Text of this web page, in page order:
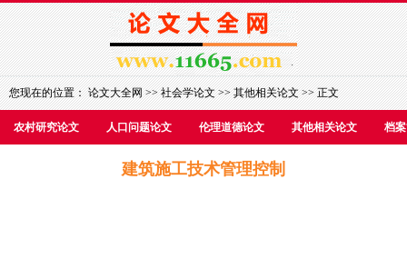
您现在的位置：论文大全网>>社会学论文>>其他相关论文>> 正文
农村研究论文 人口问题论文 伦理道德论文 其他相关论文 档
建筑施工技术管理控制